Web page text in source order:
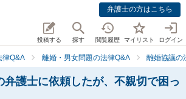
弁護士の方はこちら
投稿する 探す 閲覧履歴 マイリスト ログイン
律Q&A 離婚・男女問題の法律Q&A 離婚協議の
弁護士に依頼したが、不親切で困っ